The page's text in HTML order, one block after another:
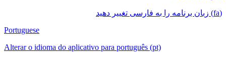
(fa) زبان برنامه را به فارسی تغییر دهید
Portuguese
Alterar o idioma do aplicativo para português (pt)